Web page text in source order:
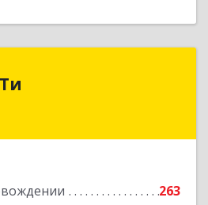
263
обл, Гатчинский р-н,
Подробнее